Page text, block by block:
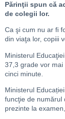
Părinţii spun că
de colegii lor.
Ca şi cum nu ar fi
din viaţa lor, copiii
Ministerul
37,3 grade vor
cinci minute.
Ministerul
funcţie de numărul
prezinte la